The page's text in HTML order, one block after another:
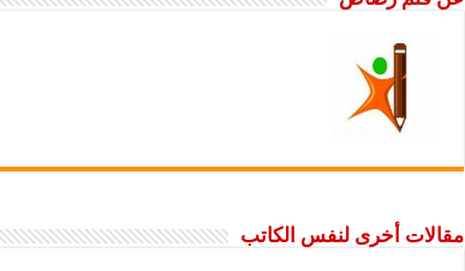
مقالات أخرى لنفس الكاتب